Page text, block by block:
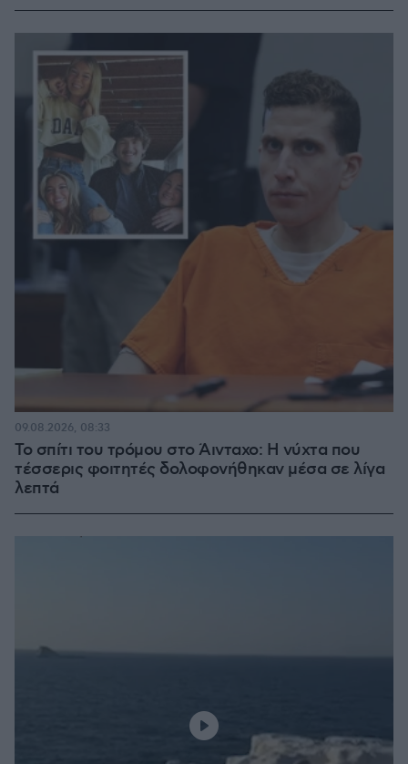
Το σπίτι του τρόμου στο Άινταχο: Η νύχτα που
τέσσερις φοιτητές δολοφονήθηκαν μέσα σε λίγα
λεπτά
09.08.2026, 08:33